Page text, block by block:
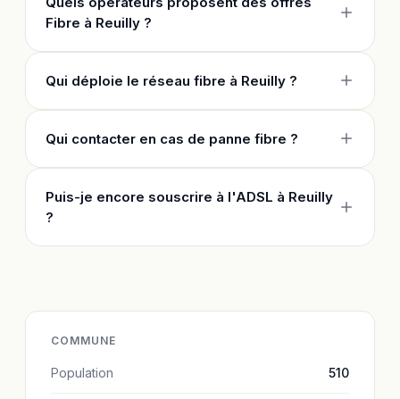
Fibre à Reuilly ?
Qui déploie le réseau fibre à Reuilly ?
Qui contacter en cas de panne fibre ?
Puis-je encore souscrire à l'ADSL à Reuilly
?
COMMUNE
Population 510